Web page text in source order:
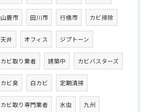
山鹿市 田川市 行橋市 カビ掃除
天井 オフィス ジプトーン
カビ取り業者 建築中 カビバスターズ
カビ臭 白カビ 定期清掃
カビ取り専門業者 水虫 九州